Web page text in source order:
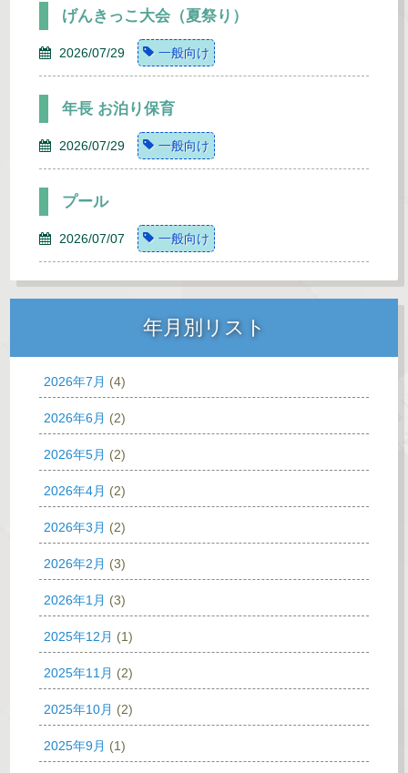
げんきっこ大会（夏祭り）
2026/07/29 一般向け
年長 お泊り保育
2026/07/29 一般向け
プール
2026/07/07 一般向け
年月別リスト
2026年7月 (4)
2026年6月 (2)
2026年5月 (2)
2026年4月 (2)
2026年3月 (2)
2026年2月 (3)
2026年1月 (3)
2025年12月 (1)
2025年11月 (2)
2025年10月 (2)
2025年9月 (1)